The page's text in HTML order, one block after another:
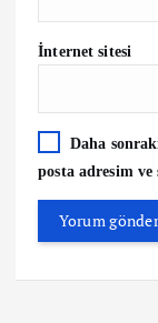
İnternet sitesi
Daha
posta adresim